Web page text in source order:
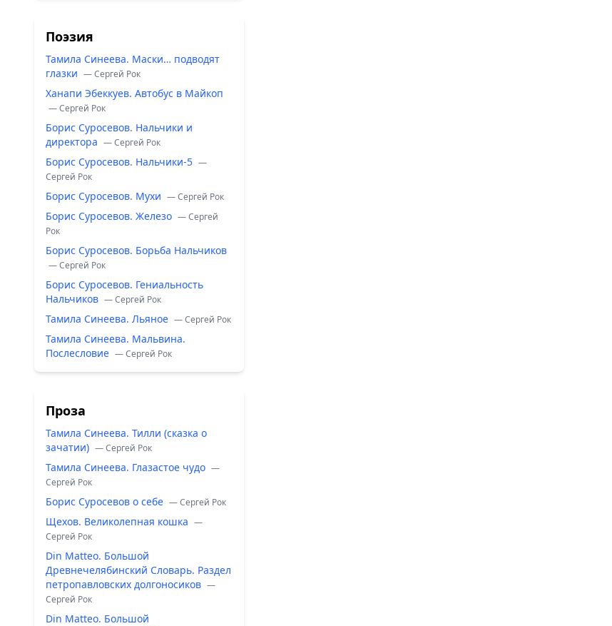
Поэзия
Тамила Синеева. Маски… подводят
глазки — Сергей Рок
Ханапи Эбеккуев. Автобус в Майкоп
— Сергей Рок
Борис Суросевов. Нальчики и
директора — Сергей Рок
Борис Суросевов. Нальчики-5 —
Сергей Рок
Борис Суросевов. Мухи — Сергей Рок
Борис Суросевов. Железо — Сергей
Рок
Борис Суросевов. Борьба Нальчиков
— Сергей Рок
Борис Суросевов. Гениальность
Нальчиков — Сергей Рок
Тамила Синеева. Льяное — Сергей Рок
Тамила Синеева. Мальвина.
Послесловие — Сергей Рок
Проза
Тамила Синеева. Тилли (сказка о
зачатии) — Сергей Рок
Тамила Синеева. Глазастое чудо —
Сергей Рок
Борис Суросевов о себе — Сергей Рок
Щехов. Великолепная кошка —
Сергей Рок
Din Matteo. Большой
Древнечелябинский Словарь. Раздел
петропавловских долгоносиков —
Сергей Рок
Din Matteo. Большой